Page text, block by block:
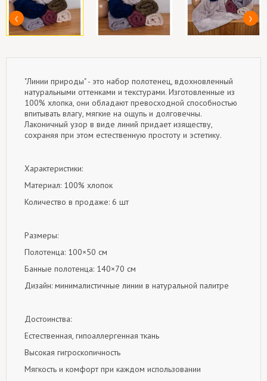
"Линии природы" - это набор полотенец, вдохновленный
натуральными оттенками и текстурами. Изготовленные из
100% хлопка, они обладают превосходной способностью
впитывать влагу, мягкие на ощупь и долговечны.
Лаконичный узор в виде линий придает изяществу,
сохраняя при этом естественную простоту и эстетику.
Характеристики:
Материал: 100% хлопок
Количество в продаже: 6 шт
Размеры:
Полотенца: 100×50 см
Банные полотенца: 140×70 см
Дизайн: минималистичные линии в натуральной палитре
Достоинства:
Естественная, гипоаллергенная ткань
Высокая гигроскопичность
Мягкость и комфорт при каждом использовании